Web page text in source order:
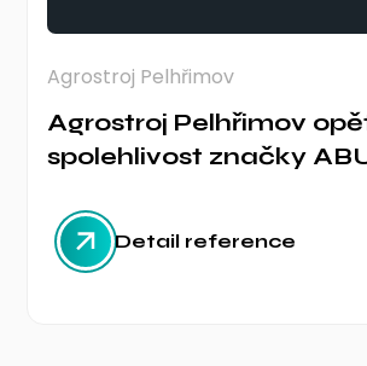
Agrostroj Pelhřimov
Agrostroj Pelhřimov
spolehlivost značky
Detail reference